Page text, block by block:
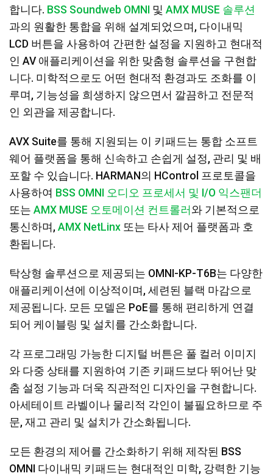
합니다. BSS Soundweb OMNI 및 AMX MUSE 솔루션
과의 원활한 통합을 위해 설계되었으며, 다이내믹
LCD 버튼을 사용하여 간편한 설정을 지원하고 현대적
인 AV 애플리케이션을 위한 맞춤형 솔루션을 구현합
니다. 미학적으로도 어떤 현대적 환경과도 조화를 이
루며, 기능성을 희생하지 않으면서 깔끔하고 전문적
인 외관을 제공합니다.
AVX Suite를 통해 지원되는 이 키패드는 통합 소프트
웨어 플랫폼을 통해 신속하고 손쉽게 설정, 관리 및 배
포할 수 있습니다. HARMAN의 HControl 프로토콜을
사용하여 BSS OMNI 오디오 프로세서 및 I/O 익스팬더
또는 AMX MUSE 오토메이션 컨트롤러 와 기본적으로
통신하며, AMX NetLinx 또는 타사 제어 플랫폼과 호
환됩니다.
탁상형 솔루션으로 제공되는 OMNI-KP-T6B는 다양한
애플리케이션에 이상적이며, 세련된 블랙 마감으로
제공됩니다. 모든 모델은 PoE를 통해 편리하게 연결
되어 케이블링 및 설치를 간소화합니다.
각 프로그래밍 가능한 디지털 버튼은 풀 컬러 이미지
와 다중 상태를 지원하여 기존 키패드보다 뛰어난 맞
춤 설정 기능과 더욱 직관적인 디자인을 구현합니다.
아세테이트 라벨이나 물리적 각인이 불필요하므로 주
문, 재고 관리 및 설치가 간소화됩니다.
모든 환경의 제어를 간소화하기 위해 제작된 BSS
OMNI 다이내믹 키패드는 현대적인 미학, 강력한 기능